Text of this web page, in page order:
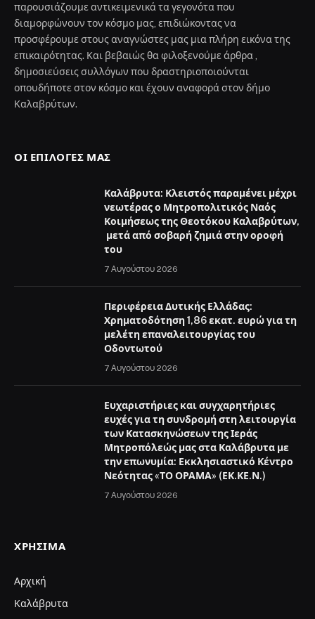
παρουσιάζουμε αντικειμενικά τα γεγονότα που
διαμορφώνουν τον κόσμο μας, επιδιώκοντας να
προσφέρουμε στους αναγνώστες μας μια πλήρη εικόνα της
επικαιρότητας. Και βεβαιώς θα φιλοξενούμε άρθρα ,
δημοσιεύσεις συλλόγων που δραστηριοποιούνται
οπουδήποτε στον κόσμο και έχουν αναφορά στον δήμο
Καλαβρύτων.
ΟΙ ΕΠΙΛΟΓΈΣ ΜΑΣ
Καλάβρυτα: Κλειστός παραμένει μέχρι
νεωτέρας ο Μητροπολιτικός Ναός
Κοιμήσεως της Θεοτόκου Καλαβρύτων,
μετά από σοβαρή ζημιά στην οροφή
του
7 Αυγούστου 2026
Περιφέρεια Δυτικής Ελλάδας:
Χρηματοδότηση 1,86 εκατ. ευρώ για τη
μελέτη επαναλειτουργίας του
Οδοντωτού
7 Αυγούστου 2026
Ευχαριστήριες και συγχαρητήριες
ευχές για τη συνδρομή στη λειτουργία
των Κατασκηνώσεων της Ιεράς
Μητροπόλεώς μας στα Καλάβρυτα με
την επωνυμία: Εκκλησιαστικό Κέντρο
Νεότητας «ΤΟ ΟΡΑΜΑ» (ΕΚ.ΚΕ.Ν.)
7 Αυγούστου 2026
ΧΡΉΣΙΜΑ
Αρχική
Καλάβρυτα